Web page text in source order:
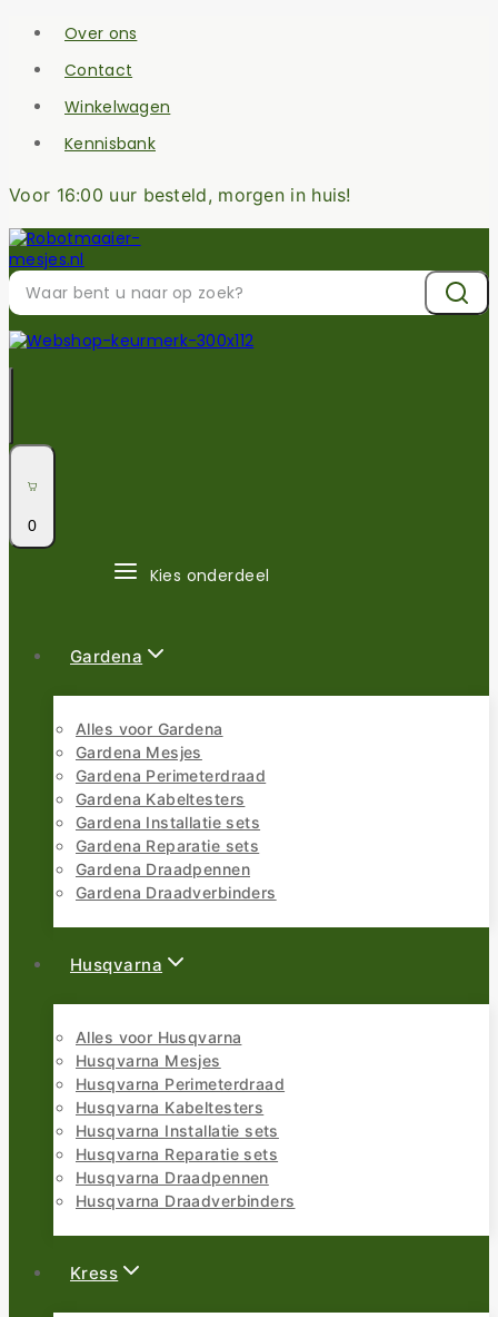
Over ons
Contact
Winkelwagen
Kennisbank
Voor 16:00 uur besteld, morgen in huis!
0
Kies onderdeel
Gardena
Alles voor Gardena
Gardena Mesjes
Gardena Perimeterdraad
Gardena Kabeltesters
Gardena Installatie sets
Gardena Reparatie sets
Gardena Draadpennen
Gardena Draadverbinders
Husqvarna
Alles voor Husqvarna
Husqvarna Mesjes
Husqvarna Perimeterdraad
Husqvarna Kabeltesters
Husqvarna Installatie sets
Husqvarna Reparatie sets
Husqvarna Draadpennen
Husqvarna Draadverbinders
Kress